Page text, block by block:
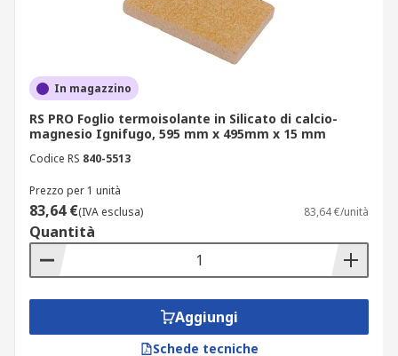
In magazzino
RS PRO Foglio termoisolante in Silicato di calcio-
magnesio Ignifugo, 595 mm x 495mm x 15 mm
Codice RS 840-5513
Prezzo per 1 unità
83,64 €(IVA esclusa) 83,64 €/unità
Quantità
Aggiungi
Schede tecniche